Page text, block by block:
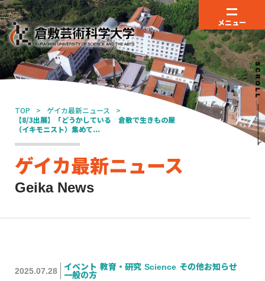
メニュー
TOP
ゲイカ最新ニュース
【8/3出展】「どうかしている 倉敷で生きもの屋
（イキモニスト）集めて...
ゲイカ最新ニュース
Geika News
2025.07.28 イベント 教育・研究 Science その他お知らせ
一般の方